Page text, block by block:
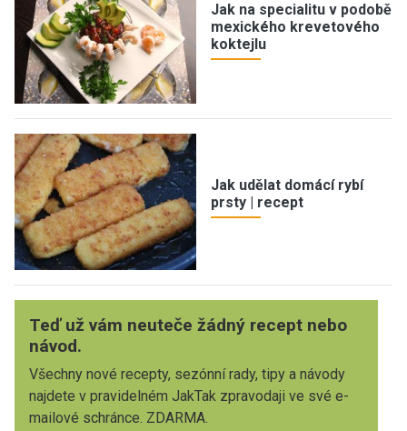
Jak na specialitu v podobě
mexického krevetového
koktejlu
Jak udělat domácí rybí
prsty | recept
Teď už vám neuteče žádný recept nebo
návod.
Všechny nové recepty, sezónní rady, tipy a návody
najdete v pravidelném JakTak zpravodaji ve své e-
mailové schránce. ZDARMA.